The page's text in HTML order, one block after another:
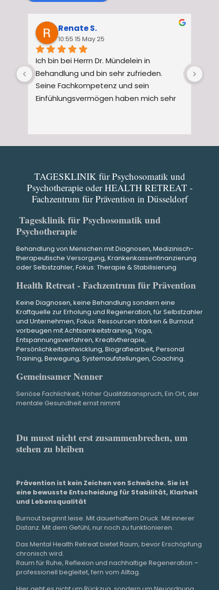
Renate S.
10:55 15 May 25
Ich bin bei Herrn Dr. Mündelein in
Behandlung und bin sehr zufrieden.
Seine Fachkompetenz und sein
Einfühlungsvermögen haben mich sehr
verständlich.
Ich kann Ihn nur wärmstens
gute und fachliche Betreung.
Ebenso kann ich der Frau Dr.Möhrlein
meinen tiefsten Danke aussprechen,
und in sehr guten Händen fühle.
Auch der Standort der Privat Klinik ist
sehr zu empfehlen. Dieser liegt mitten in
der Natur im Schlosspark und bietet
Erholungsmöglichkeiten.
Zudem ist das Ambiente sowie der
großzügige Platz der Zimmer und
Räumlichkeiten sehr geschmackvoll.
Ich kann die Klinik nur weiterempfehlen.
Ganz liebe Grüße
Frau R.Grünler-Roos
TAGESKLINIK für Psychosomatik und
Psychotherapie oder HEALTH RETREAT -
Fachzentrum für Prävention in Düsseldorf
Tagesklinik für Psychosomatik und
Psychotherapie
Behandlung von Menschen mit Diagnosen, Medizinisch-
therapeutische Versorgung, Krankenkassenfinanzierung
oder Selbstzahler, Fokus: Therapie & Stabilisierung
Health Retreat - Fachzentrum für Prävention
Keine Diagnosen, keine Behandlung sondern eine
Kraftquelle zur Erholung und Regeneration, für Selbstzahler
und Unternehmen, Fokus: Ressourcen stärken & Burnout
vorbeugen mit Achtsamkeitstraining, Yoga,
Entspannungsverfahren, Kreativtherapie,
Persönlichkeitsentwicklung, Biografiearbeit, Personal
Training, Bewegung, Systemaufstellungen, Coaching.
Gemeinsamer Nenner
Seriöse Fachlichkeit, Hoher Qualitätsanspruch, Ein Ort, der
mentale Gesundheit ernst nimmt
Du musst nicht erst zusammenbrechen, um
stehen zu bleiben
Prävention ist kein Zeichen von Schwäche. Sie ist
eine bewusste Entscheidung für Stabilität, Klarheit
und Lebensqualität
Burnout beginnt leise. Mit dauerhaftem Druck. Mit innerer
Distanz. Mit dem Gefühl, nur noch zu funktionieren.
Das Mental Health Retreat bietet Raum, bevor Erschöpfung
chronisch wird.
Raum für Ruhe, Reflexion und nachhaltige Regeneration –
professionell begleitet, fern vom Alltag.